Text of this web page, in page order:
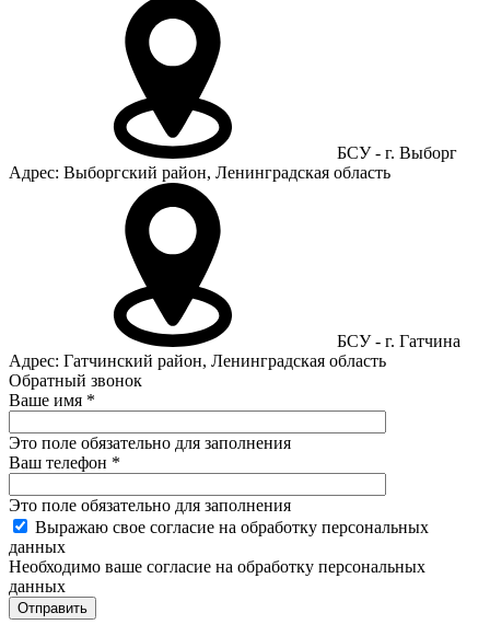
БСУ - г. Выборг
Адрес: Выборгский район, Ленинградская область
БСУ - г. Гатчина
Адрес: Гатчинский район, Ленинградская область
Обратный звонок
Ваше имя *
Это поле обязательно для заполнения
Ваш телефон *
Это поле обязательно для заполнения
Выражаю свое согласие на обработку персональных
данных
Необходимо ваше согласие на обработку персональных
данных
Отправить